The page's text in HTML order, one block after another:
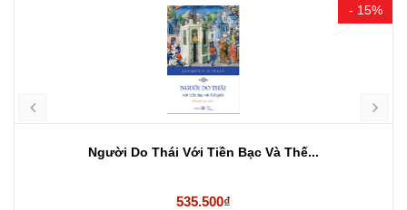
- 15%
Người Do Thái Với Tiền Bạc Và Thế...
535.500₫